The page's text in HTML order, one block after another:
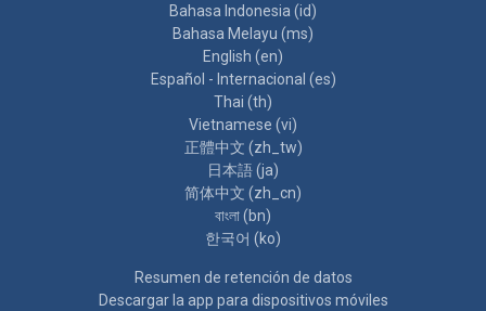
Bahasa Indonesia ‎(id)‎
Bahasa Melayu ‎(ms)‎
English ‎(en)‎
Español - Internacional ‎(es)‎
Thai ‎(th)‎
Vietnamese ‎(vi)‎
正體中文 ‎(zh_tw)‎
日本語 ‎(ja)‎
简体中文 ‎(zh_cn)‎
বাংলা ‎(bn)‎
한국어 ‎(ko)‎
Resumen de retención de datos
Descargar la app para dispositivos móviles